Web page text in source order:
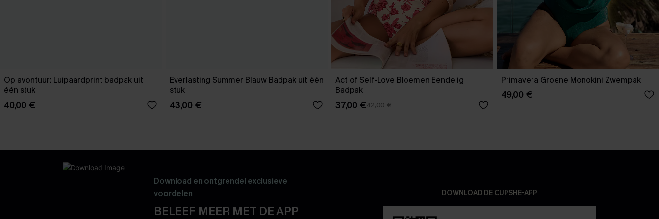
Op avontuur: Luipaardprint badpak uit
één stuk
40,00 €
Everlasting Summer Blauw Badpak uit één
stuk
43,00 €
Act of Self-Love Bloemen Eendelig
Badpak
37,00 €42,00 €
Primavera Groene Monokini Zwempak
49,00 €
Download en ontgrendel exclusieve
voordelen
BELEEF MEER MET DE APP
DOWNLOAD DE CUPSHE-APP